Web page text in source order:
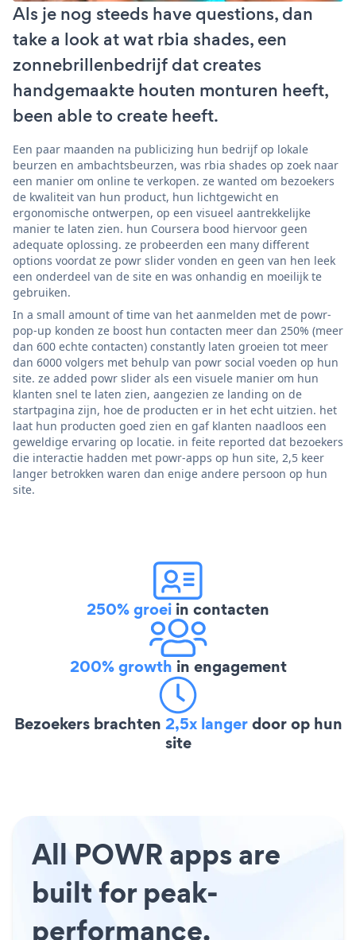
Als je nog steeds have questions, dan
take a look at wat rbia shades, een
zonnebrillenbedrijf dat creates
handgemaakte houten monturen heeft,
been able to create heeft.
Een paar maanden na publicizing hun bedrijf op lokale
beurzen en ambachtsbeurzen, was rbia shades op zoek naar
een manier om online te verkopen. ze wanted om bezoekers
de kwaliteit van hun product, hun lichtgewicht en
ergonomische ontwerpen, op een visueel aantrekkelijke
manier te laten zien. hun Coursera bood hiervoor geen
adequate oplossing. ze probeerden een many different
options voordat ze powr slider vonden en geen van hen leek
een onderdeel van de site en was onhandig en moeilijk te
gebruiken.
In a small amount of time van het aanmelden met de powr-
pop-up konden ze boost hun contacten meer dan 250% (meer
dan 600 echte contacten) constantly laten groeien tot meer
dan 6000 volgers met behulp van powr social voeden op hun
site. ze added powr slider als een visuele manier om hun
klanten snel te laten zien, aangezien ze landing on de
startpagina zijn, hoe de producten er in het echt uitzien. het
laat hun producten goed zien en gaf klanten naadloos een
geweldige ervaring op locatie. in feite reported dat bezoekers
die interactie hadden met powr-apps op hun site, 2,5 keer
langer betrokken waren dan enige andere persoon op hun
site.
250% groei in contacten
200% growth in engagement
Bezoekers brachten 2,5x langerdoor op hun
site
All POWR apps are
built for peak-
performance.